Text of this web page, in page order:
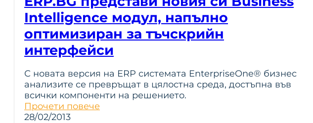
Intelligence модул, напълно
оптимизиран за тъчскрийн
интерфейси
С новата версия на ERP системата EnterpriseOne® бизнес
анализите се превръщат в цялостна среда, достъпна във
всички компоненти на решението.
Прочети повече
28/02/2013